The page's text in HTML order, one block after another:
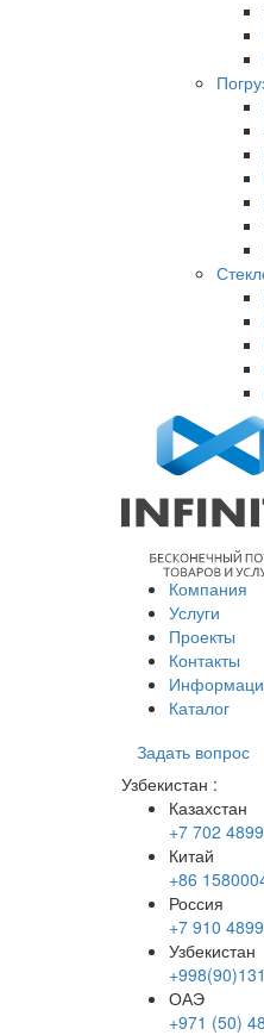
Компания
Услуги
Проекты
Контакты
Каталог
Задать вопрос
Узбекистан :
Казахстан
+7 702
Китай
+86
Россия
+7 910
Узбекистан
ОАЭ
+971 (50)